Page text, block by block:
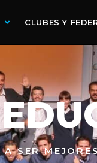
CLUBES Y
SER